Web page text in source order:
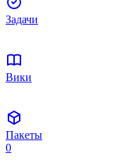
Задачи
Вики
Пакеты
0